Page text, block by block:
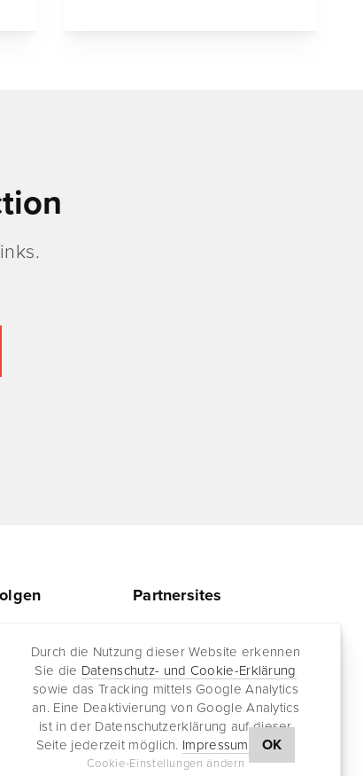
Durch die Nutzung dieser Website erkennen
Sie die Datenschutz- und Cookie-Erklärung
sowie das Tracking mittels Google Analytics
an. Eine Deaktivierung von Google Analytics
ist in der Datenschutzerklärung auf dieser
Seite jederzeit möglich. Impressum OK
Cookie-Einstellungen ändern
Feed
Partnersites
Jazz for me